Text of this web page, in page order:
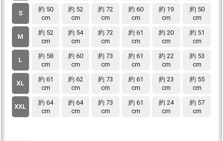
S
約 50
cm
約 52
cm
約 72
cm
約 60
cm
約 19
cm
約 50
cm
M
約 52
cm
約 54
cm
約 72
cm
約 61
cm
約 20
cm
約 51
cm
L
約 58
cm
約 60
cm
約 73
cm
約 61
cm
約 22
cm
約 53
cm
XL
約 61
cm
約 62
cm
約 73
cm
約 61
cm
約 23
cm
約 55
cm
XXL
約 64
cm
約 64
cm
約 73
cm
約 61
cm
約 24
cm
約 57
cm